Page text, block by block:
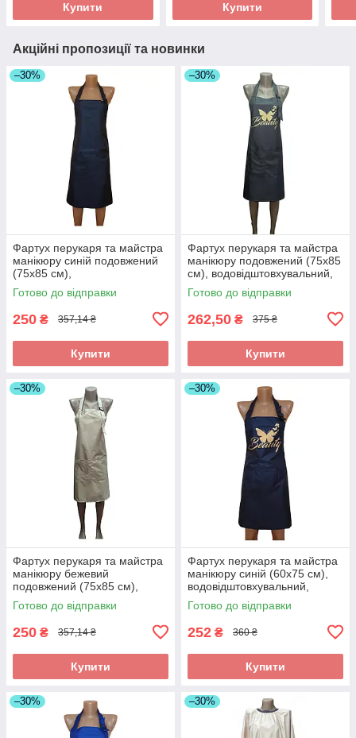
Купити Купити
Акційні пропозиції та новинки
–30%
Фартух перукаря та майстра
манікюру синій подовжений
(75х85 см),
водовідштовхувальний,
професійний
Готово до відправки
250 ₴ 357,14 ₴
Купити
–30%
Фартух перукаря та майстра
манікюру подовжений (75х85
см), водовідштовхувальний,
сірий з принтом Beauty
Готово до відправки
262,50 ₴ 375 ₴
Купити
–30%
Фартух перукаря та майстра
манікюру бежевий
подовжений (75х85 см),
водовідштовхувальний, без
принта
Готово до відправки
250 ₴ 357,14 ₴
Купити
–30%
Фартух перукаря та майстра
манікюру синій (60х75 см),
водовідштовхувальний,
професійний
Готово до відправки
252 ₴ 360 ₴
Купити
–30% –30%